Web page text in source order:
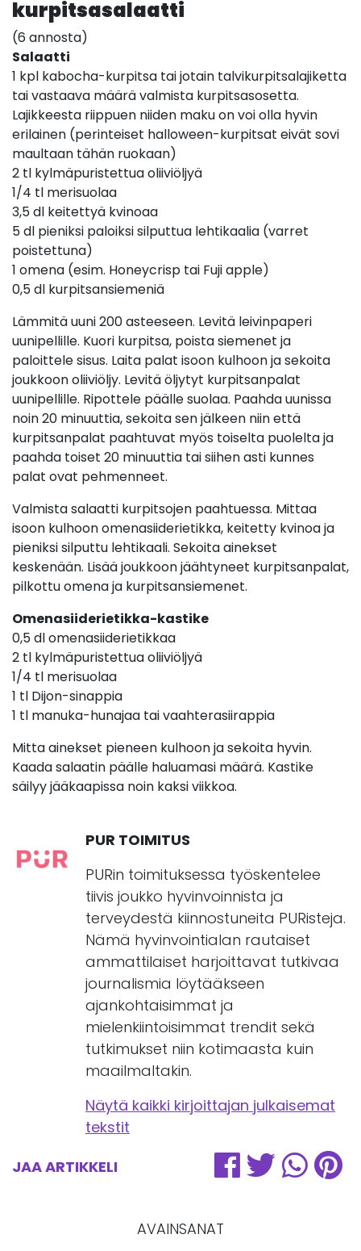
kurpitsasalaatti
(6 annosta)
Salaatti
1 kpl kabocha-kurpitsa tai jotain talvikurpitsalajiketta
tai vastaava määrä valmista kurpitsasosetta.
Lajikkeesta riippuen niiden maku on voi olla hyvin
erilainen (perinteiset halloween-kurpitsat eivät sovi
maultaan tähän ruokaan)
2 tl kylmäpuristettua oliiviöljyä
1/4 tl merisuolaa
3,5 dl keitettyä kvinoaa
5 dl pieniksi paloiksi silputtua lehtikaalia (varret
poistettuna)
1 omena (esim. Honeycrisp tai Fuji apple)
0,5 dl kurpitsansiemeniä
Lämmitä uuni 200 asteeseen. Levitä leivinpaperi
uunipellille. Kuori kurpitsa, poista siemenet ja
paloittele sisus. Laita palat isoon kulhoon ja sekoita
joukkoon oliiviöljy. Levitä öljytyt kurpitsanpalat
uunipellille. Ripottele päälle suolaa. Paahda uunissa
noin 20 minuuttia, sekoita sen jälkeen niin että
kurpitsanpalat paahtuvat myös toiselta puolelta ja
paahda toiset 20 minuuttia tai siihen asti kunnes
palat ovat pehmenneet.
Valmista salaatti kurpitsojen paahtuessa. Mittaa
isoon kulhoon omenasiiderietikka, keitetty kvinoa ja
pieniksi silputtu lehtikaali. Sekoita ainekset
keskenään. Lisää joukkoon jäähtyneet kurpitsanpalat,
pilkottu omena ja kurpitsansiemenet.
Omenasiiderietikka-kastike
0,5 dl omenasiiderietikkaa
2 tl kylmäpuristettua oliiviöljyä
1/4 tl merisuolaa
1 tl Dijon-sinappia
1 tl manuka-hunajaa tai vaahterasiirappia
Mitta ainekset pieneen kulhoon ja sekoita hyvin.
Kaada salaatin päälle haluamasi määrä. Kastike
säilyy jääkaapissa noin kaksi viikkoa.
PUR TOIMITUS
PURin toimituksessa työskentelee
tiivis joukko hyvinvoinnista ja
terveydestä kiinnostuneita PURisteja.
Nämä hyvinvointialan rautaiset
ammattilaiset harjoittavat tutkivaa
journalismia löytääkseen
ajankohtaisimmat ja
mielenkiintoisimmat trendit sekä
tutkimukset niin kotimaasta kuin
maailmaltakin.
Näytä kaikki kirjoittajan julkaisemat
tekstit
JAA ARTIKKELI
AVAINSANAT